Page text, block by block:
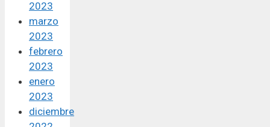
2023
marzo
2023
febrero
2023
enero
2023
diciembre